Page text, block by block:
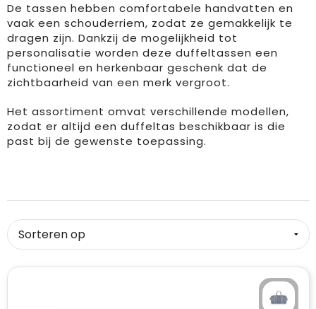
Drinkwaren
Dekens, Fleecedekens en Kussens
Feestartikelen
Golf
Huis, Tuin en Keuken
Klokken, horloges en weerstations
Overalls
Overhemden
Polo's
Reflecterende polo's
Regenkleding
T-Shirts
Kleding accessoires
Ondergoed, Sokken en Nachtkleding
Overhemden
Peuters en Baby's
Polo's
T-Shirts
Duffeltassen
Fietstassen
Heuptassen
Jute tassen
Katoenen draagtassen
Laptop hoezen en tassen
Brievenbusgeschenk
De tassen hebben comfortabele handvatten en
vaak een schouderriem, zodat ze gemakkelijk te
dragen zijn. Dankzij de mogelijkheid tot
personalisatie worden deze duffeltassen een
functioneel en herkenbaar geschenk dat de
zichtbaarheid van een merk vergroot.
Het assortiment omvat verschillende modellen,
zodat er altijd een duffeltas beschikbaar is die
past bij de gewenste toepassing.